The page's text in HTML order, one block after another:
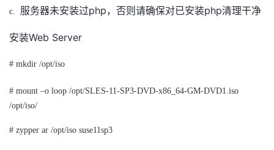
堂
我
的
我
我
的
技
我
的
c. 服务器未安装过php，否则请确保对已安装php清理干净
安装Web Server
# mkdir /opt/iso
# mount –o loop /opt/SLES-11-SP3-DVD-x86_64-GM-DVD1.iso
/opt/iso/
# zypper ar /opt/iso suse11sp3